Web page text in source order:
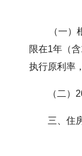
（一）根
限在1年（
执行原利率
（二）
三、住房